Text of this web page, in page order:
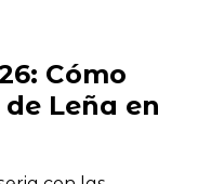
Cómo
Leña en